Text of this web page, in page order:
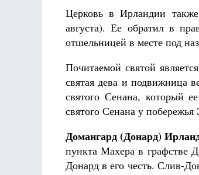
Церковь в Ирландии
августа). Ее обратил в
отшельницей в месте под
Почитаемой святой
святая дева и подвижница
святого Сенана, который
святого Сенана у
Домангард (Донард)
пункта Махера в графстве
Донард в его честь. Слив-